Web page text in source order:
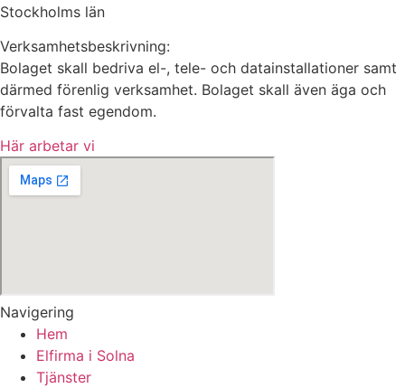
Stockholms län
Verksamhetsbeskrivning:
Bolaget skall bedriva el-, tele- och datainstallationer samt
därmed förenlig verksamhet. Bolaget skall även äga och
förvalta fast egendom.
Här arbetar vi
Navigering
Hem
Elfirma i Solna
Tjänster